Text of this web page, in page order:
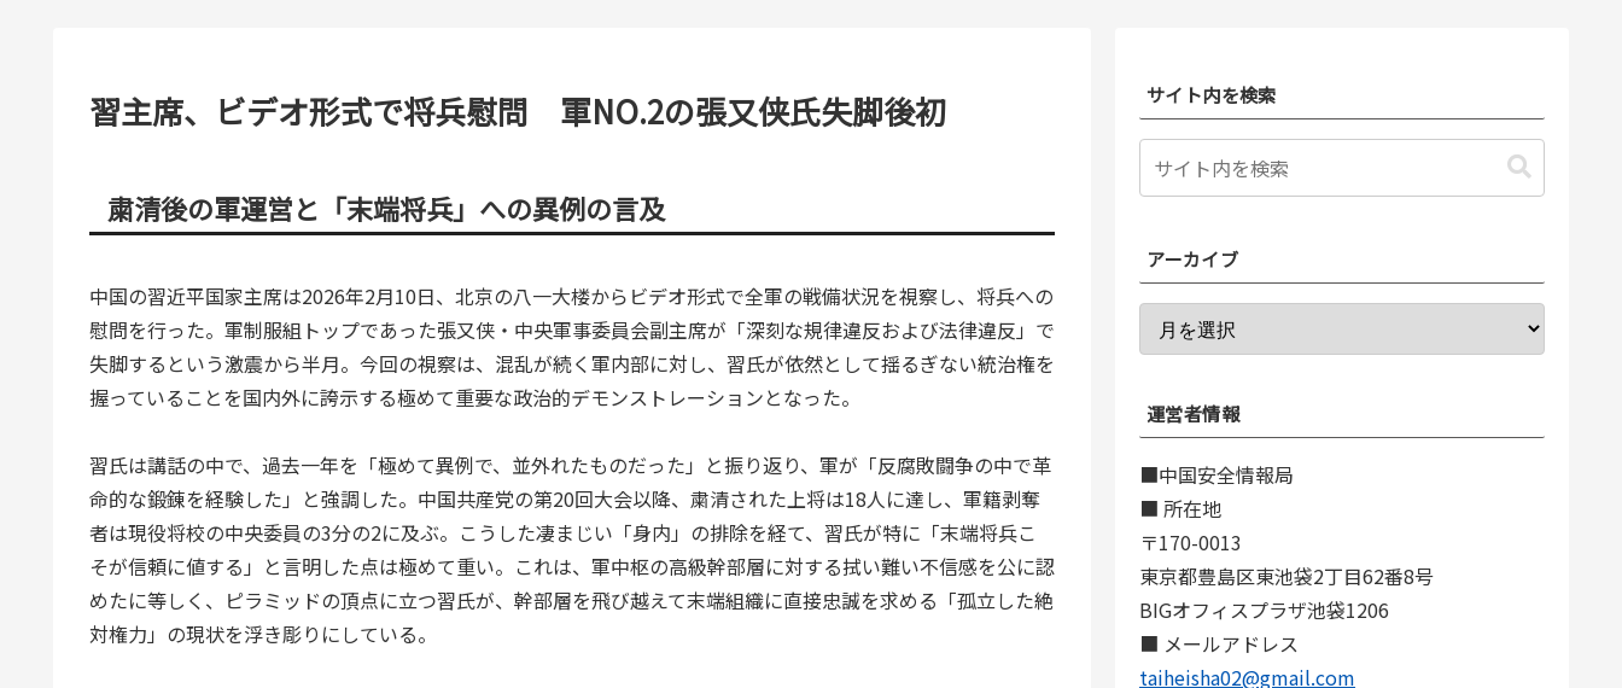
習主席、ビデオ形式で将兵慰問 軍NO.2の張又侠氏失脚後初
粛清後の軍運営と「末端将兵」への異例の言及
中国の習近平国家主席は2026年2月10日、北京の八一大楼からビデオ形式で全軍の戦備状況を視察し、将兵への
慰問を行った。軍制服組トップであった張又侠・中央軍事委員会副主席が「深刻な規律違反および法律違反」で
失脚するという激震から半月。今回の視察は、混乱が続く軍内部に対し、習氏が依然として揺るぎない統治権を
握っていることを国内外に誇示する極めて重要な政治的デモンストレーションとなった。
習氏は講話の中で、過去一年を「極めて異例で、並外れたものだった」と振り返り、軍が「反腐敗闘争の中で革
命的な鍛錬を経験した」と強調した。中国共産党の第20回大会以降、粛清された上将は18人に達し、軍籍剥奪
者は現役将校の中央委員の3分の2に及ぶ。こうした凄まじい「身内」の排除を経て、習氏が特に「末端将兵こ
そが信頼に値する」と言明した点は極めて重い。これは、軍中枢の高級幹部層に対する拭い難い不信感を公に認
めたに等しく、ピラミッドの頂点に立つ習氏が、幹部層を飛び越えて末端組織に直接忠誠を求める「孤立した絶
対権力」の現状を浮き彫りにしている。
サイト内を検索
アーカイブ
運営者情報
■中国安全情報局
■ 所在地
〒170-0013
東京都豊島区東池袋2丁目62番8号
BIGオフィスプラザ池袋1206
■ メールアドレス
taiheisha02@gmail.com